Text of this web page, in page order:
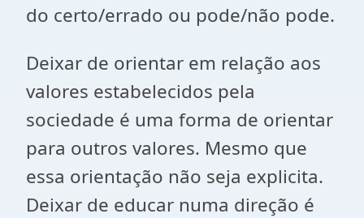
do certo/errado ou pode/não pode.
Deixar de orientar em relação aos
valores estabelecidos pela
sociedade é uma forma de orientar
para outros valores. Mesmo que
essa orientação não seja explicita.
Deixar de educar numa direção é